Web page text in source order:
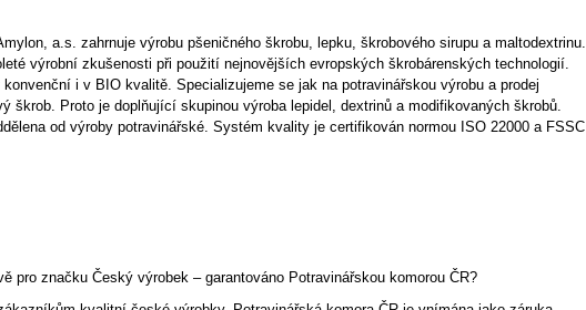
a.s. zahrnuje výrobu pšeničného škrobu, lepku, škrobového sirupu a maltodextrinu.
výrobní zkušenosti při použití nejnovějších evropských škrobárenských technologií.
i v BIO kvalitě. Specializujeme se jak na potravinářskou výrobu a prodej
škrob. Proto je doplňující skupinou výroba lepidel, dextrinů a modifikovaných škrobů.
od výroby potravinářské. Systém kvality je certifikován normou ISO 22000 a FSSC
pro značku Český výrobek – garantováno Potravinářskou komorou ČR?